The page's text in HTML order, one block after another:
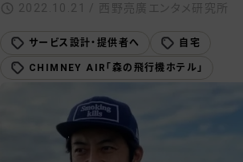
2022.10.21 / 西野亮廣エンタメ研究所
サービス設計・提供者へ 自宅
CHIMNEY AIR「森の飛行機ホテル」